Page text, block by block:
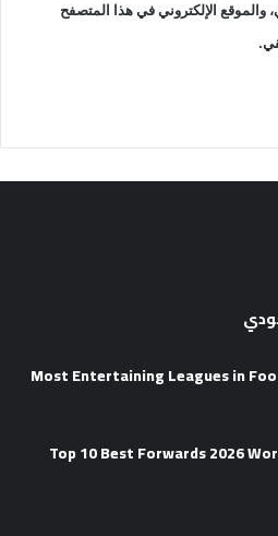
والموقع الإلكتروني في هذا المتصفح
2026 Most Entertaining Leagues in
Top 10 Best Forwards 2026